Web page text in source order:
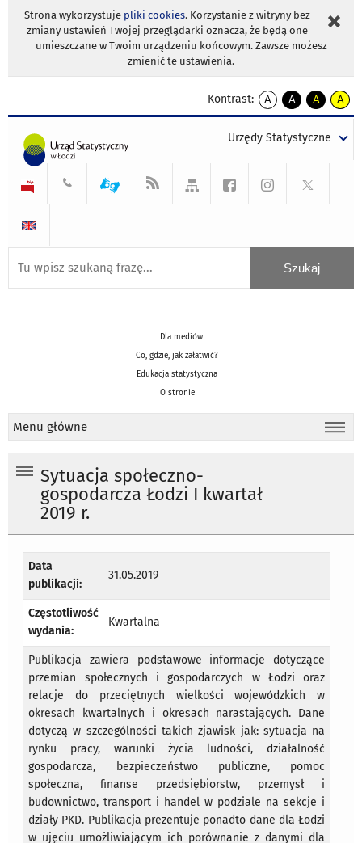
Strona wykorzystuje pliki cookies. Korzystanie z witryny bez
zmiany ustawień Twojej przeglądarki oznacza, że będą one
umieszczane w Twoim urządzeniu końcowym. Zawsze możesz
zmienić te ustawienia.
Kontrast:
A
kontrast
A
kontrast
tekst
czarnym
A
kontrast
tekst
czarnym
A
tekst
żółtym
Urzędy Statystyczne
Dla mediów
Co, gdzie, jak załatwić?
Edukacja statystyczna
O stronie
Menu główne
Sytuacja społeczno-
gospodarcza Łodzi I kwartał
2019 r.
Data
publikacji:
31.05.2019
Częstotliwość
wydania:
Kwartalna
Publikacja zawiera podstawowe informacje dotyczące
przemian społecznych i gospodarczych w Łodzi oraz
relacje do przeciętnych wielkości wojewódzkich w
okresach kwartalnych i okresach narastających. Dane
dotyczą w szczególności takich zjawisk jak: sytuacja na
rynku pracy, warunki życia ludności, działalność
gospodarcza, bezpieczeństwo publiczne, pomoc
społeczna, finanse przedsiębiorstw, przemysł i
budownictwo, transport i handel w podziale na sekcje i
działy PKD. Publikacja prezentuje ponadto dane dla Łodzi
w ujęciu umożliwiającym ich porównanie z danymi dla